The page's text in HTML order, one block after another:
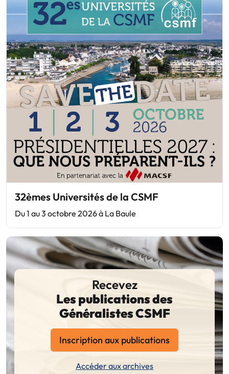
32èmes Universités de la CSMF
Du 1 au 3 octobre 2026 à La Baule
Recevez
Les publications des
Généralistes CSMF
Inscription aux publications
Accéder aux archives